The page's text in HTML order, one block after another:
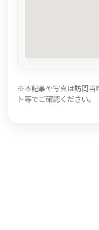
※本記事や写真は訪問当
ト等でご確認ください。